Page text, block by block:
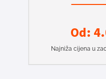
Od:
Najniža cijena u